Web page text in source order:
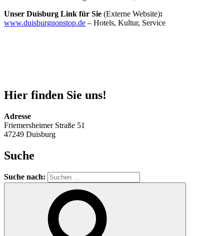
Unser Duisburg Link für Sie (Externe Website):
www.duisburgnonstop.de – Hotels, Kultur, Service
Hier finden Sie uns!
Adresse
Friemersheimer Straße 51
47249 Duisburg
Suche
Suche nach: